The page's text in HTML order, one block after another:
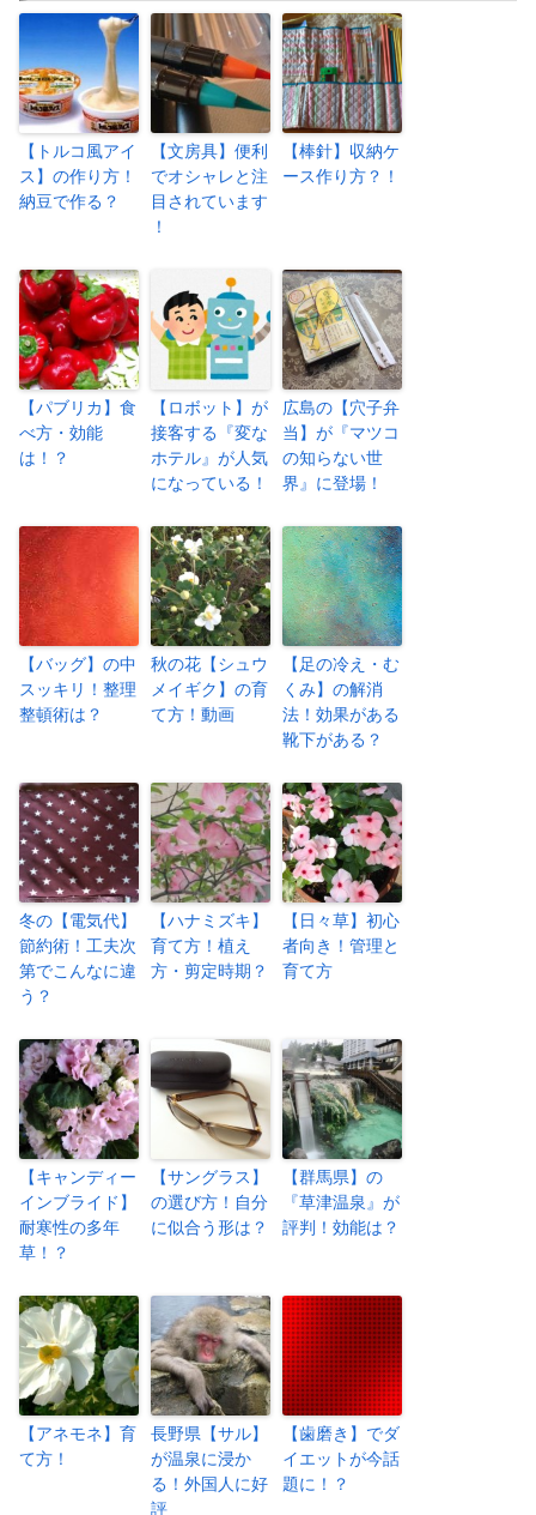
【トルコ風アイ
ス】の作り方！
納豆で作る？
【文房具】便利
でオシャレと注
目されています
！
【棒針】収納ケ
ース作り方？！
【パブリカ】食
べ方・効能
は！？
【ロボット】が
接客する『変な
ホテル』が人気
になっている！
広島の【穴子弁
当】が『マツコ
の知らない世
界』に登場！
【バッグ】の中
スッキリ！整理
整頓術は？
秋の花【シュウ
メイギク】の育
て方！動画
【足の冷え・む
くみ】の解消
法！効果がある
靴下がある？
冬の【電気代】
節約術！工夫次
第でこんなに違
う？
【ハナミズキ】
育て方！植え
方・剪定時期？
【日々草】初心
者向き！管理と
育て方
【キャンディー
インブライド】
耐寒性の多年
草！？
【サングラス】
の選び方！自分
に似合う形は？
【群馬県】の
『草津温泉』が
評判！効能は？
【アネモネ】育
て方！
長野県【サル】
が温泉に浸か
る！外国人に好
評
【歯磨き】でダ
イエットが今話
題に！？